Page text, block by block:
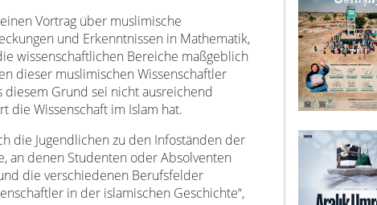
Vortrag über muslimische
und Erkenntnissen in Mathematik,
wissenschaftlichen Bereiche maßgeblich
dieser muslimischen Wissenschaftler
diesem Grund sei nicht ausreichend
die Wissenschaft im Islam hat.
die Jugendlichen zu den Infoständen der
an denen Studenten oder Absolventen
die verschiedenen Berufsfelder
in der islamischen Geschichte“,